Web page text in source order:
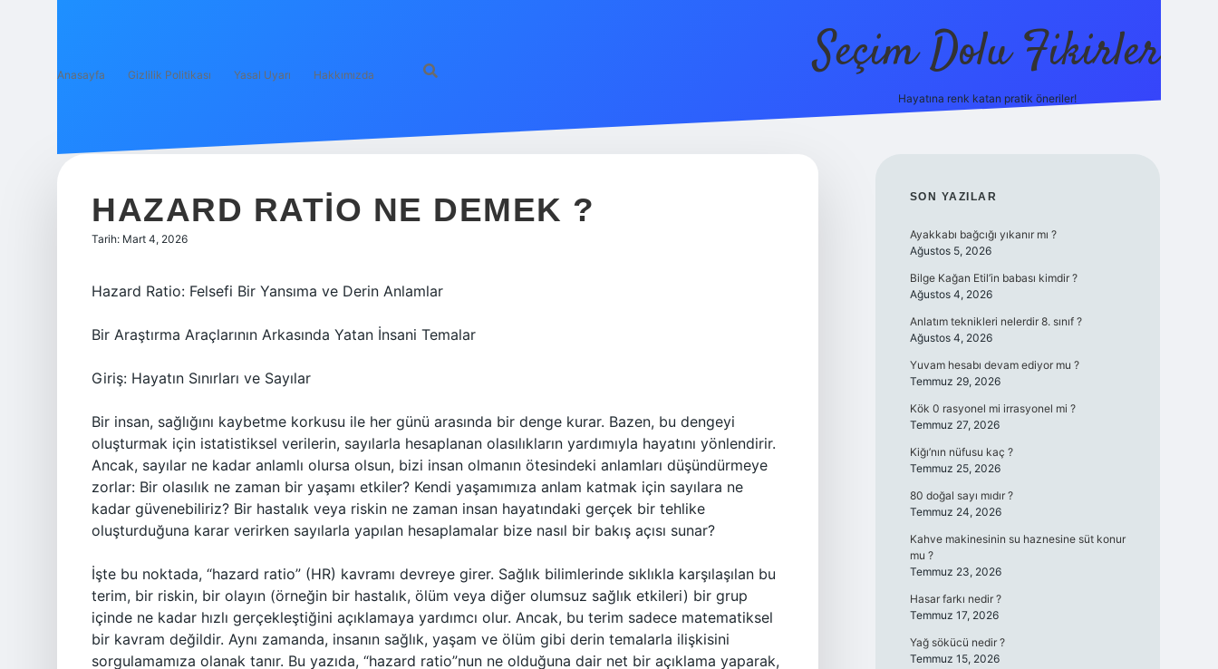
Anasayfa Gizlilik Politikası Yasal Uyarı Hakkımızda Seçim Dolu Fikirler
Hayatına renk katan pratik öneriler!
HAZARD RATIO NE DEMEK ?
Tarih: Mart 4, 2026
Hazard Ratio: Felsefi Bir Yansıma ve Derin Anlamlar
Bir Araştırma Araçlarının Arkasında Yatan İnsani Temalar
Giriş: Hayatın Sınırları ve Sayılar
Bir insan, sağlığını kaybetme korkusu ile her günü arasında bir denge kurar. Bazen, bu dengeyi
oluşturmak için istatistiksel verilerin, sayılarla hesaplanan olasılıkların yardımıyla hayatını yönlendirir.
Ancak, sayılar ne kadar anlamlı olursa olsun, bizi insan olmanın ötesindeki anlamları düşündürmeye
zorlar: Bir olasılık ne zaman bir yaşamı etkiler? Kendi yaşamımıza anlam katmak için sayılara ne
kadar güvenebiliriz? Bir hastalık veya riskin ne zaman insan hayatındaki gerçek bir tehlike
oluşturduğuna karar verirken sayılarla yapılan hesaplamalar bize nasıl bir bakış açısı sunar?
İşte bu noktada, “hazard ratio” (HR) kavramı devreye girer. Sağlık bilimlerinde sıklıkla karşılaşılan bu
terim, bir riskin, bir olayın (örneğin bir hastalık, ölüm veya diğer olumsuz sağlık etkileri) bir grup
içinde ne kadar hızlı gerçekleştiğini açıklamaya yardımcı olur. Ancak, bu terim sadece matematiksel
bir kavram değildir. Aynı zamanda, insanın sağlık, yaşam ve ölüm gibi derin temalarla ilişkisini
sorgulamamıza olanak tanır. Bu yazıda, “hazard ratio”nun ne olduğuna dair net bir açıklama yaparak,
SIDEBAR
SON YAZILAR
Ayakkabı bağcığı yıkanır mı ?
Ağustos 5, 2026
Bilge Kağan Etil’in babası kimdir ?
Ağustos 4, 2026
Anlatım teknikleri nelerdir 8. sınıf ?
Ağustos 4, 2026
Yuvam hesabı devam ediyor mu ?
Temmuz 29, 2026
Kök 0 rasyonel mi irrasyonel mi ?
Temmuz 27, 2026
Kiğı’nın nüfusu kaç ?
Temmuz 25, 2026
80 doğal sayı mıdır ?
Temmuz 24, 2026
Kahve makinesinin su haznesine süt konur
mu ?
Temmuz 23, 2026
Hasar farkı nedir ?
Temmuz 17, 2026
Yağ sökücü nedir ?
Temmuz 15, 2026